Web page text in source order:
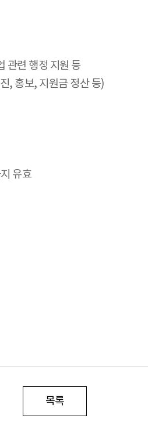
관련 행정 지원 등
, 홍보, 지원금 정산 등)
유효
목록